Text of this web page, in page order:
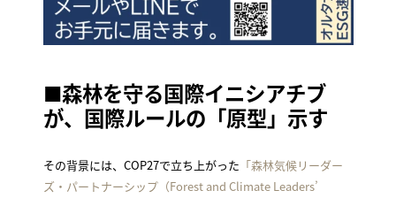
■森林を守る国際イニシアチブ
が、国際ルールの「原型」示す
その背景には、COP27で立ち上がった 「森林気候リーダー
ズ・パートナーシップ（Forest and Climate Leaders’